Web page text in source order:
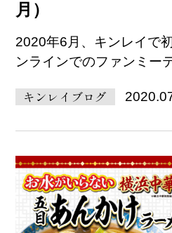
月）
2020年6月、キンレイで
ンラインでのファンミー
キンレイブログ